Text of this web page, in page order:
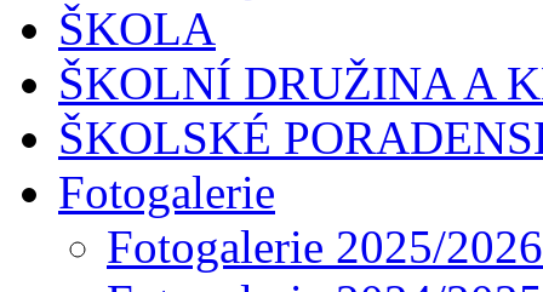
ŠKOLA
ŠKOLNÍ DRUŽINA A
ŠKOLSKÉ
Fotogalerie
Fotogalerie 2025/2026